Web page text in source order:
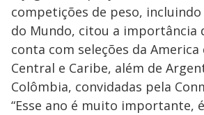
competições de peso,
do Mundo, citou a importância
conta com seleções da
Central e Caribe, além de
Colômbia, convidadas pela
“Esse ano é muito importante,